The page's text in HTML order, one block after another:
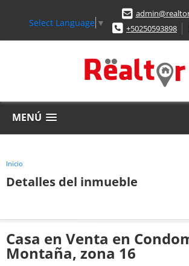
Select Language ▼
+50250593898
MENÚ
Inicio
Detalles del inmueble
Casa en Venta en
Montaña, zona 16